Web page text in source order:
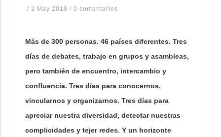
/ 2 May 2019 / 0 comentarios
Más de 300 personas. 46 países diferentes. Tres
días de debates, trabajo en grupos y asambleas,
pero también de encuentro, intercambio y
confluencia. Tres días para conocernos,
vincularnos y organizarnos. Tres días para
apreciar nuestra diversidad, detectar nuestras
complicidades y tejer redes. Y un horizonte